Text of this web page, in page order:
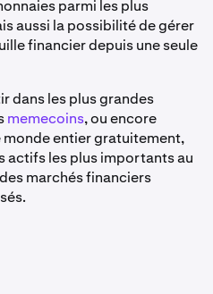
parmi les plus
aussi la possibilité de gérer
financier depuis une seule
dans les plus grandes
memecoins, ou encore
monde entier gratuitement,
actifs les plus importants au
marchés financiers